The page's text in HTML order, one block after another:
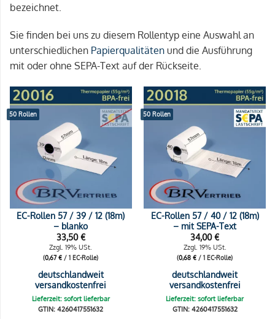
bezeichnet.
Sie finden bei uns zu diesem Rollentyp eine Auswahl an
unterschiedlichen Papierqualitäten und die Ausführung
mit oder ohne SEPA-Text auf der Rückseite.
50 Rollen
EC-Rollen 57 / 39 / 12 (18m)
– blanko
33,50€
Zzgl. 19% USt.
(0,67€ / 1 EC-Rolle)
deutschlandweit
versandkostenfrei
Lieferzeit: sofort lieferbar
GTIN: 4260417551632
50 Rollen
EC-Rollen 57 / 40 / 12 (18m)
– mit SEPA-Text
34,00€
Zzgl. 19% USt.
(0,68€ / 1 EC-Rolle)
deutschlandweit
versandkostenfrei
Lieferzeit: sofort lieferbar
GTIN: 4260417551632